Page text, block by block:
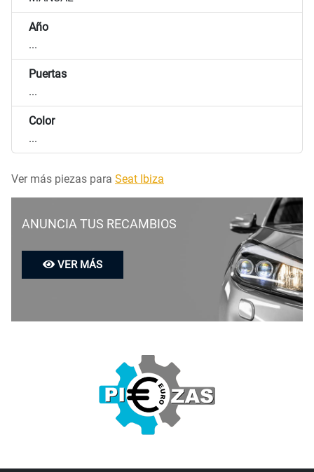
Año
...
Puertas
...
Color
...
Ver más piezas para Seat Ibiza
ANUNCIA TUS RECAMBIOS
VER MÁS